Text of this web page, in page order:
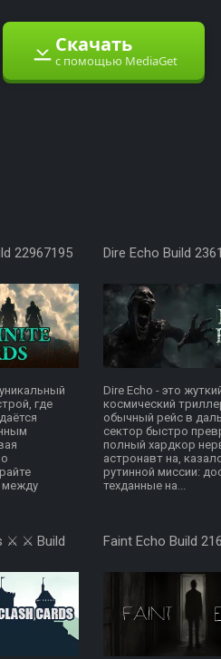
Скачать
с помощью MediaGet
22967195
где
между
Dire Echo Build
Dire Echo - это
космический
обычный рейс в
сектор быстро
полный хардкор
астронавт на,
рутинной миссии:
техданные на...
⚔️ ⚔️ Build
Faint Echo Build